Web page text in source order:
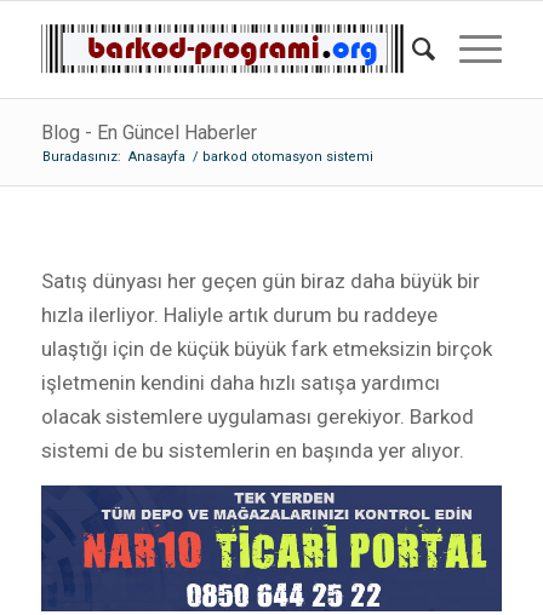
Blog - En Güncel Haberler
Buradasınız: Anasayfa / barkod otomasyon sistemi
Satış dünyası her geçen gün biraz daha büyük bir
hızla ilerliyor. Haliyle artık durum bu raddeye
ulaştığı için de küçük büyük fark etmeksizin birçok
işletmenin kendini daha hızlı satışa yardımcı
olacak sistemlere uygulaması gerekiyor. Barkod
sistemi de bu sistemlerin en başında yer alıyor.